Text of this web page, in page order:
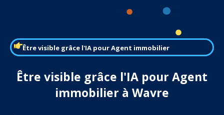
Être visible grâce l'IA pour Agent immobilier
Être visible grâce l'IA pour Agent
immobilier à Wavre